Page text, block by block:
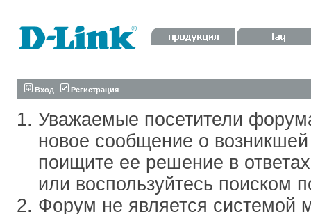
Вход Регистрация
Уважаемые посетители
новое сообщение о
поищите ее решение в
или воспользуйтесь поиском
Форум не является системой